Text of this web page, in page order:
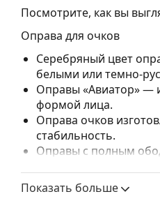
Посмотрите, как вы
Оправа для очков
Серебряный цвет
белыми или темно-
Оправы «Авиатор» —
формой лица.
Оправа очков
стабильность.
Оправы с полным
повреждений. Этот
высокими
Показать больше